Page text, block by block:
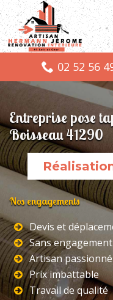
02 52 56
Entreprise pose
Boisseau 41290
Nos engagements
Devis et
Sans engagement
Artisan passionné
Prix imbattable
Travail de qualité